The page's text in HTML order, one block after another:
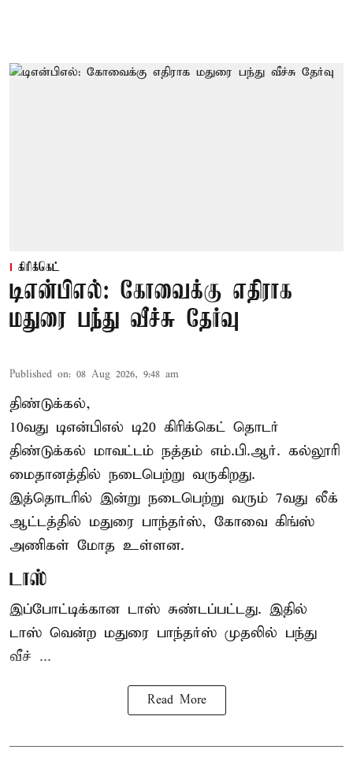
கிரிக்கெட்
டிஎன்பிஎல்: கோவைக்கு எதிராக
மதுரை பந்து வீச்சு தேர்வு
Published on: 08 Aug 2026, 9:48 am
திண்டுக்கல்,
10வது டிஎன்பிஎல் டி20 கிரிக்கெட் தொடர்
திண்டுக்கல் மாவட்டம் நத்தம் எம்.பி.ஆர். கல்லூரி
மைதானத்தில் நடைபெற்று வருகிறது.
இத்தொடரில் இன்று நடைபெற்று வரும் 7வது லீக்
ஆட்டத்தில் மதுரை பாந்தர்ஸ், கோவை கிங்ஸ்
அணிகள் மோத உள்ளன.
டாஸ்
இப்போட்டிக்கான டாஸ் சுண்டப்பட்டது. இதில்
டாஸ் வென்ற மதுரை பாந்தர்ஸ் முதலில் பந்து
வீச் ...
Read More